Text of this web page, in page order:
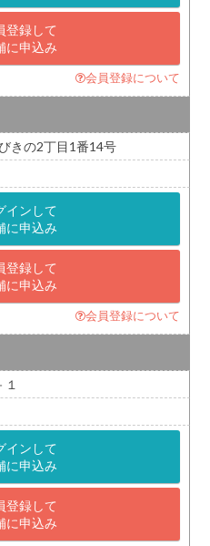
登録して
に申込み
会員登録について
きの2丁目1番14号
インして
に申込み
登録して
に申込み
会員登録について
インして
に申込み
登録して
に申込み